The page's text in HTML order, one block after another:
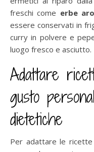
freschi come erbe
essere conservati in
curry in polvere e
luogo fresco e asciutto.
Adattare
gusto
dietetiche
Per adattare le ricette